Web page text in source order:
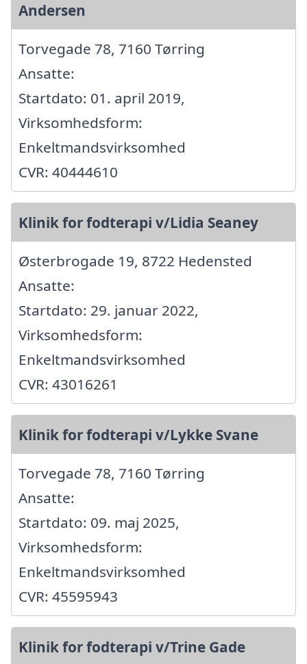
Andersen
Torvegade 78, 7160 Tørring
Ansatte:
Startdato: 01. april 2019,
Virksomhedsform:
Enkeltmandsvirksomhed
CVR: 40444610
Klinik for fodterapi v/Lidia Seaney
Østerbrogade 19, 8722 Hedensted
Ansatte:
Startdato: 29. januar 2022,
Virksomhedsform:
Enkeltmandsvirksomhed
CVR: 43016261
Klinik for fodterapi v/Lykke Svane
Torvegade 78, 7160 Tørring
Ansatte:
Startdato: 09. maj 2025,
Virksomhedsform:
Enkeltmandsvirksomhed
CVR: 45595943
Klinik for fodterapi v/Trine Gade